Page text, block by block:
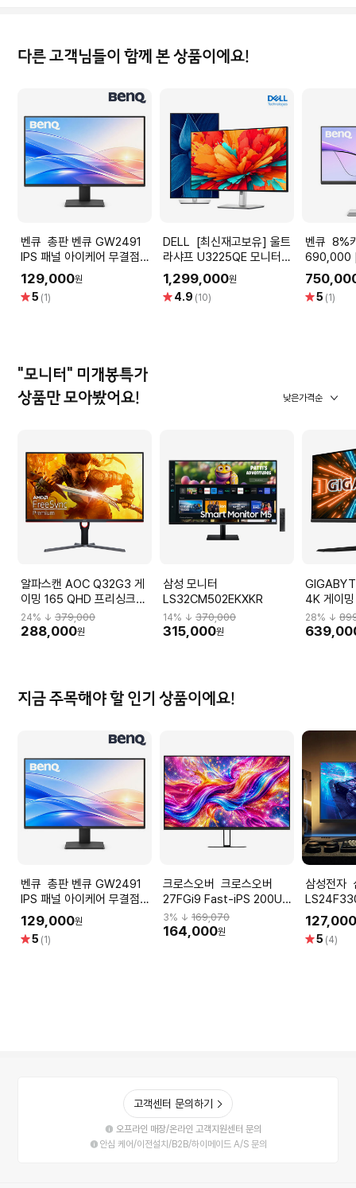
다른 고객님들이 함께 본 상품이에요!
벤큐 총판 벤큐 GW2491
IPS 패널 아이케어 무결점
FHD 사무용 가정용 모니터
129,000원
별5 (1)
DELL [최신재고보유] 울트
라샤프 U3225QE 모니터
4K UHD IPS Black USB-
C 썬더볼트 전문가 업무용
[빠른출고]
1,299,000원
별 4.9 (10)
벤큐 8%카드할인 혜택가
690,000
MA270U
스플레이
인치 무결
별5 (1)
"모니터" 미개봉특가
상품만 모아봤어요!
낮은가격순
알파스캔 AOC Q32G3 게
이밍 165 QHD 프리싱크
HDR 무결점 Q32G3_H
24% ↓ 379,000
288,000원
삼성 모니터
LS32CM502EKXKR
14% ↓370,000
315,000원
4K 게이
M32U_H
28% ↓
지금 주목해야 할 인기 상품이에요!
벤큐 총판 벤큐 GW2491
IPS 패널 아이케어 무결점
FHD 사무용 가정용 모니터
129,000원
별5 (1)
크로스오버 크로스오버
27FGi9 Fast-iPS 200UP
프로 Ai게이밍 무결점
3% ↓169,070
164,000원
삼성전자 삼성전자
치) 베젤
모니터
별5 (4)
고객센터 문의하기
오프라인 매장/온라인 고객지원센터 문의
안심 케어/이전설치/B2B/하이메이드 A/S 문의